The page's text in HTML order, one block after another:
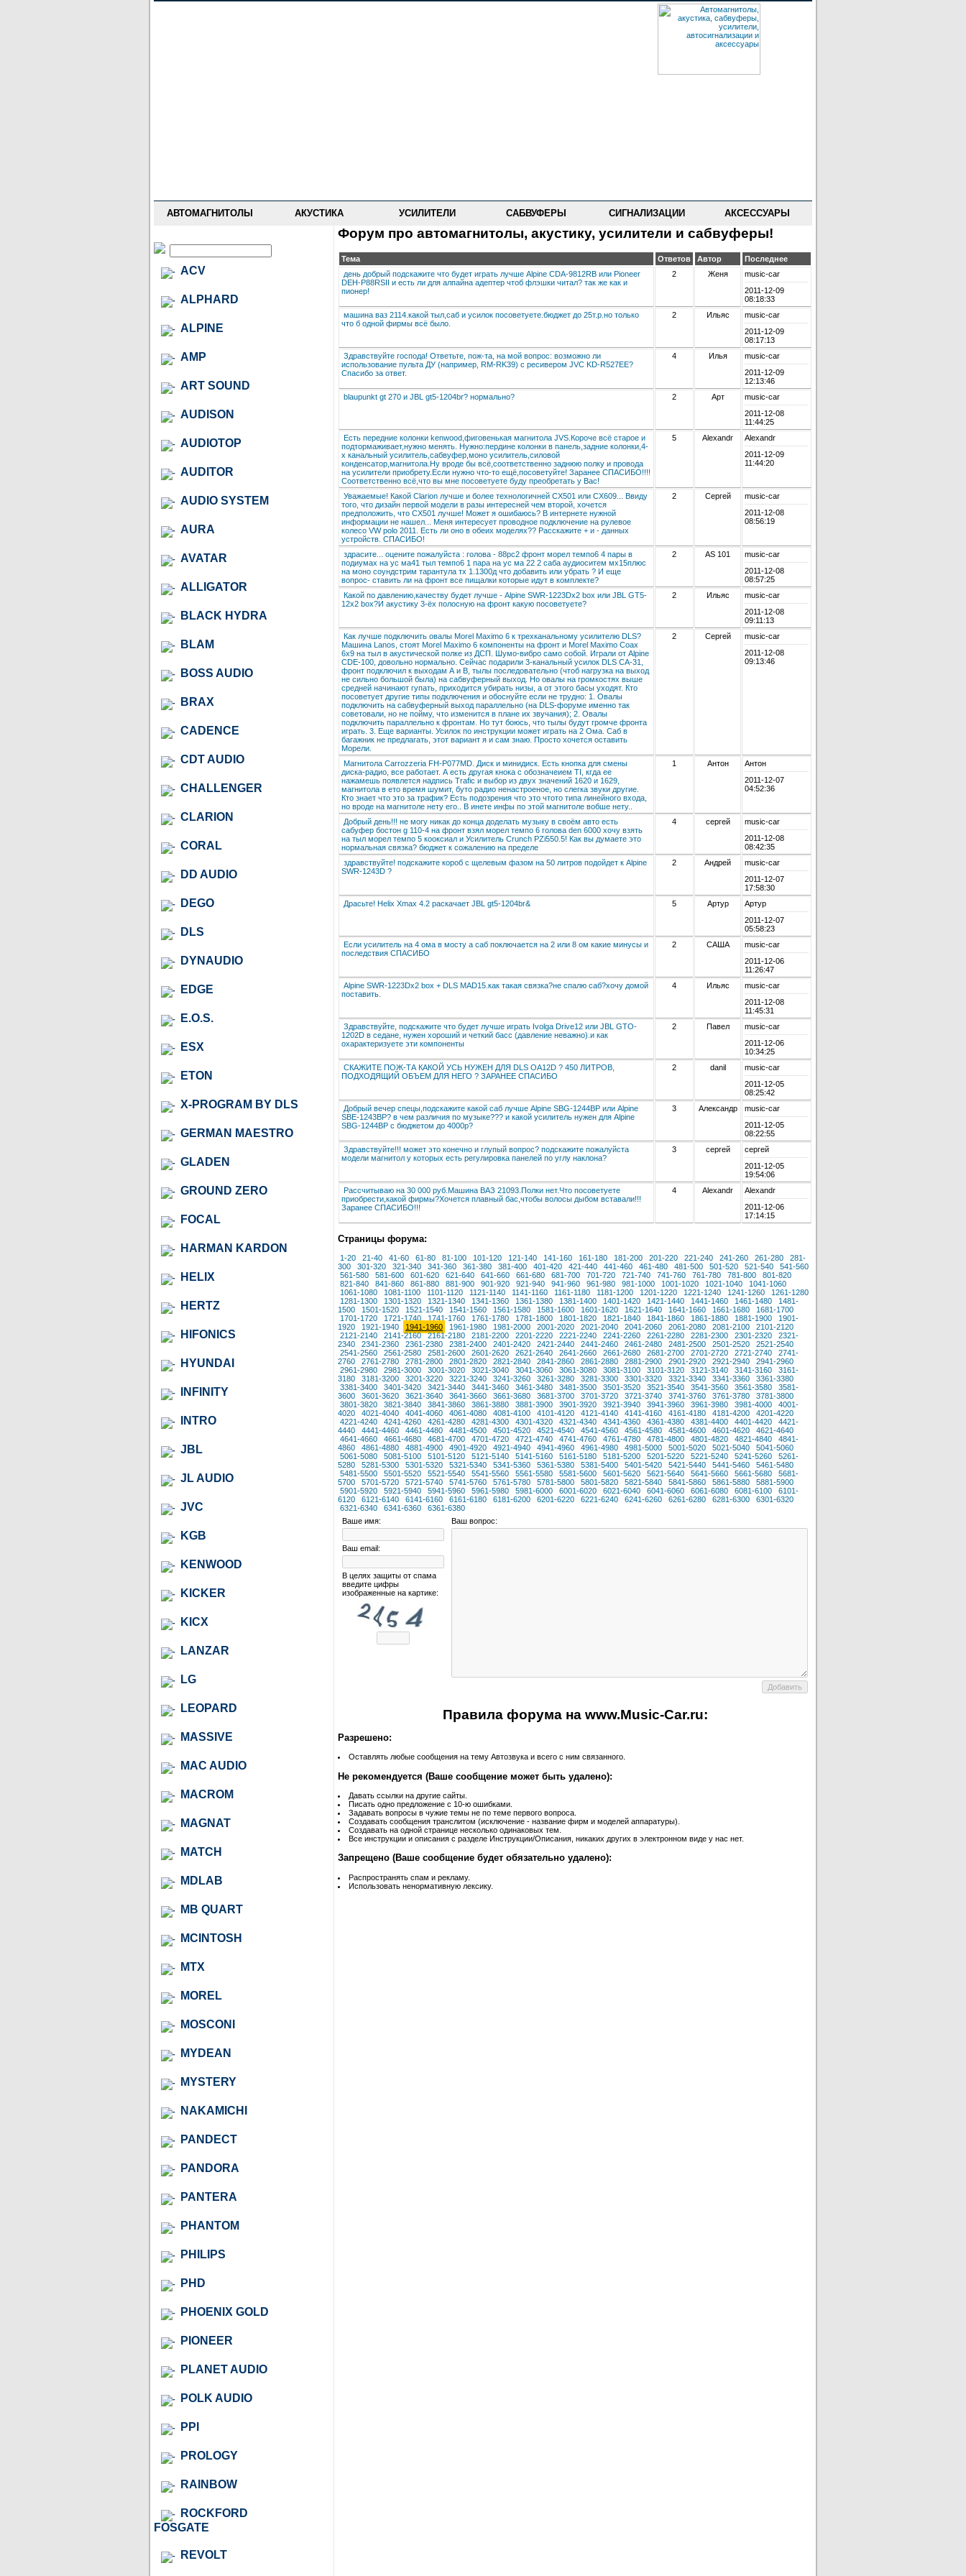
АВТОМАГНИТОЛЫ АКУСТИКА УСИЛИТЕЛИ САБВУФЕРЫ СИГНАЛИЗАЦИИ АКСЕССУАРЫ
ACV
ALPHARD
ALPINE
AMP
ART SOUND
AUDISON
AUDIOTOP
AUDITOR
AUDIO SYSTEM
AURA
AVATAR
ALLIGATOR
BLACK HYDRA
BLAM
BOSS AUDIO
BRAX
CADENCE
CDT AUDIO
CHALLENGER
CLARION
CORAL
DD AUDIO
DEGO
DLS
DYNAUDIO
EDGE
E.O.S.
ESX
ETON
X-PROGRAM BY DLS
GERMAN MAESTRO
GLADEN
GROUND ZERO
FOCAL
HARMAN KARDON
HELIX
HERTZ
HIFONICS
HYUNDAI
INFINITY
INTRO
JBL
JL AUDIO
JVC
KGB
KENWOOD
KICKER
KICX
LANZAR
LG
LEOPARD
MASSIVE
MAC AUDIO
MACROM
MAGNAT
MATCH
MDLAB
MB QUART
MCINTOSH
MTX
MOREL
MOSCONI
MYDEAN
MYSTERY
NAKAMICHI
PANDECT
PANDORA
PANTERA
PHANTOM
PHILIPS
PHD
PHOENIX GOLD
PIONEER
PLANET AUDIO
POLK AUDIO
PPI
PROLOGY
RAINBOW
ROCKFORD
FOSGATE
REVOLT
Форум про автомагнитолы, акустику, усилители и сабвуферы!
Тема Ответов Автор
Последнее
день добрый подскажите что будет играть лучше Alpine CDA-9812RB или Pioneer
DEH-P88RSII и есть ли для алпайна адептер чтоб флэшки читал? так же как и
пионер!
2 Женя
music-car
2011-12-09
08:18:33
машина ваз 2114.какой тыл,саб и усилок посоветуете.бюджет до 25т.р.но только
что б одной фирмы всё было.
2 Ильяс
music-car
2011-12-09
08:17:13
Здравствуйте господа! Ответьте, пож-та, на мой вопрос: возможно ли
использование пульта ДУ (например, RM-RK39) с ресивером JVC KD-R527EE?
Спасибо за ответ.
4 Илья
music-car
2011-12-09
12:13:46
blaupunkt gt 270 и JBL gt5-1204br? нормально?
2 Арт
music-car
2011-12-08
11:44:25
Есть передние колонки kenwood,фиговенькая магнитола JVS.Короче всё старое и
подтормаживает,нужно менять. Нужно:пердине колонки в панель,задние колонки,4-
х канальный усилитель,сабвуфер,моно усилитель,силовой
конденсатор,магнитола.Ну вроде бы всё,соответственно заднюю полку и провода
на усилители приобрету.Если нужно что-то ещё,посоветуйте! Заранее СПАСИБО!!!!
Соответственно всё,что вы мне посоветуете буду преобретать у Вас!
5 Alexandr
Alexandr
2011-12-09
11:44:20
Уважаемые! Какой Clarion лучше и более технологичней CX501 или CX609... Ввиду
того, что дизайн первой модели в разы интересней чем второй, хочется
предположить, что CX501 лучше! Может я ошибаюсь? В интернете нужной
информации не нашел... Меня интересует проводное подключение на рулевое
колесо VW polo 2011. Есть ли оно в обеих моделях?? Расскажите + и - данных
устройств. СПАСИБО!
2 Сергей
music-car
2011-12-08
08:56:19
здрасите... оцените пожалуйста : голова - 88рс2 фронт морел темпо6 4 пары в
подиумах на ус ма41 тыл темпо6 1 пара на ус ма 22 2 саба аудиоситем мх15плюс
на моно соундстрим тарантула тх 1.1300д что добавить или убрать ? И еще
вопрос- ставить ли на фронт все пищалки которые идут в комплекте?
2 AS 101
music-car
2011-12-08
08:57:25
Какой по давлению,качеству будет лучше - Alpine SWR-1223Dx2 box или JBL GT5-
12x2 box?И акустику 3-ёх полосную на фронт какую посоветуете?
2 Ильяс
music-car
2011-12-08
09:11:13
Как лучше подключить овалы Morel Maximo 6 к трехканальному усилителю DLS?
Машина Lanos, стоят Morel Maximo 6 компоненты на фронт и Morel Maximo Coax
6x9 на тыл в акустической полке из ДСП. Шумо-вибро само собой. Играли от Alpine
CDE-100, довольно нормально. Сейчас подарили 3-канальный усилок DLS CA-31,
фронт подключил к выходам А и В, тылы последовательно (чтоб нагрузка на выход
не сильно большой была) на сабвуферный выход. Но овалы на громкостях выше
средней начинают гупать, приходится убирать низы, а от этого басы уходят. Кто
посоветует другие типы подключения и обоснуйте если не трудно: 1. Овалы
подключить на сабвуферный выход параллельно (на DLS-форуме именно так
советовали, но не пойму, что изменится в плане их звучания); 2. Овалы
подключить параллельно к фронтам. Но тут боюсь, что тылы будут громче фронта
играть. 3. Еще варианты. Усилок по инструкции может играть на 2 Ома. Саб в
багажник не предлагать, этот вариант я и сам знаю. Просто хочется оставить
Морели.
2 Сергей
music-car
2011-12-08
09:13:46
Магнитола Carrozzeria FH-P077MD. Диск и минидиск. Есть кнопка для смены
диска-радио, все работает. А есть другая кнока с обозначеием TI, кгда ее
нажамешь появлется надпись Trafic и выбор из двух значений 1620 и 1629,
магнитола в ето время шумит, буто радио ненастроеное, но слегка звуки другие.
Кто знает что это за трафик? Есть подозрения что это чтото типа линейного входа,
но вроде на магнитоле нету его.. В инете инфы по этой магнитоле вобше нету..
1 Антон
Антон
2011-12-07
04:52:36
Добрый день!!! не могу никак до конца доделать музыку в своём авто есть
сабуфер бостон g 110-4 на фронт взял морел темпо 6 голова den 6000 хочу взять
на тыл морел темпо 5 кооксиал и Усилитель Crunch PZi550.5! Как вы думаете это
нормальная связка? бюджет к сожалению на пределе
4 сергей
music-car
2011-12-08
08:42:35
здравствуйте! подскажите короб с щелевым фазом на 50 литров подойдет к Alpine
SWR-1243D ?
2 Андрей
music-car
2011-12-07
17:58:30
Драсьте! Helix Xmax 4.2 раскачает JBL gt5-1204br&
5 Артур
Артур
2011-12-07
05:58:23
Если усилитель на 4 ома в мосту а саб поключается на 2 или 8 ом какие минусы и
последствия СПАСИБО
2 САША
music-car
2011-12-06
11:26:47
Alpine SWR-1223Dx2 box + DLS MAD15.как такая связка?не спалю саб?хочу домой
поставить.
4 Ильяс
music-car
2011-12-08
11:45:31
Здравствуйте, подскажите что будет лучше играть Ivolga Drive12 или JBL GTO-
1202D в седане, нужен хороший и четкий басс (давление неважно).и как
охарактеризуете эти компоненты
2 Павел
music-car
2011-12-06
10:34:25
СКАЖИТЕ ПОЖ-ТА КАКОЙ УСЬ НУЖЕН ДЛЯ DLS OA12D ? 450 ЛИТРОВ,
ПОДХОДЯЩИЙ ОБЪЕМ ДЛЯ НЕГО ? ЗАРАНЕЕ СПАСИБО
2 danil
music-car
2011-12-05
08:25:42
Добрый вечер спецы,подскажите какой саб лучше Alpine SBG-1244BP или Alpine
SBE-1243BP? в чем различия по музыке??? и какой усилитель нужен для Alpine
SBG-1244BP с бюджетом до 4000р?
3 Александр
music-car
2011-12-05
08:22:55
Здравствуйте!!! может это конечно и глупый вопрос? подскажите пожалуйста
модели магнитол у которых есть регулировка панелей по углу наклона?
3 сергей
сергей
2011-12-05
19:54:06
Рассчитываю на 30 000 руб.Машина ВАЗ 21093.Полки нет.Что посоветуете
приобрести,какой фирмы?Хочется плавный бас,чтобы волосы дыбом вставали!!!
Заранее СПАСИБО!!!
4 Alexandr
Alexandr
2011-12-06
17:14:15
Страницы форума:
1-20 21-40 41-60 61-80 81-100 101-120 121-140 141-160 161-180 181-200 201-220 221-240 241-260 261-280
281-
300
301-320 321-340 341-360 361-380 381-400 401-420 421-440 441-460 461-480 481-500 501-520 521-540
541-560
561-580
581-600 601-620 621-640 641-660 661-680 681-700 701-720 721-740 741-760 761-780 781-800
801-820
821-840
841-860 861-880 881-900 901-920 921-940 941-960 961-980 981-1000 1001-1020 1021-1040
1041-1060
1061-1080
1081-1100 1101-1120 1121-1140 1141-1160 1161-1180 1181-1200 1201-1220 1221-1240 1241-1260
1261-1280
1281-1300
1301-1320 1321-1340 1341-1360 1361-1380 1381-1400 1401-1420 1421-1440 1441-1460 1461-1480
1481-
1500
1501-1520 1521-1540 1541-1560 1561-1580 1581-1600 1601-1620 1621-1640 1641-1660 1661-1680
1681-1700
1701-1720
1721-1740 1741-1760 1761-1780 1781-1800 1801-1820 1821-1840 1841-1860 1861-1880 1881-1900
1901-
1920
1921-1940 1941-1960 1961-1980 1981-2000 2001-2020 2021-2040 2041-2060 2061-2080 2081-2100
2101-2120
2121-2140
2141-2160 2161-2180 2181-2200 2201-2220 2221-2240 2241-2260 2261-2280 2281-2300 2301-2320
2321-
2340
2341-2360 2361-2380 2381-2400 2401-2420 2421-2440 2441-2460 2461-2480 2481-2500 2501-2520
2521-2540
2541-2560
2561-2580 2581-2600 2601-2620 2621-2640 2641-2660 2661-2680 2681-2700 2701-2720 2721-2740
2741-
2760
2761-2780 2781-2800 2801-2820 2821-2840 2841-2860 2861-2880 2881-2900 2901-2920 2921-2940
2941-2960
2961-2980
2981-3000 3001-3020 3021-3040 3041-3060 3061-3080 3081-3100 3101-3120 3121-3140 3141-3160
3161-
3180
3181-3200 3201-3220 3221-3240 3241-3260 3261-3280 3281-3300 3301-3320 3321-3340 3341-3360
3361-3380
3381-3400
3401-3420 3421-3440 3441-3460 3461-3480 3481-3500 3501-3520 3521-3540 3541-3560 3561-3580
3581-
3600
3601-3620 3621-3640 3641-3660 3661-3680 3681-3700 3701-3720 3721-3740 3741-3760 3761-3780
3781-3800
3801-3820
3821-3840 3841-3860 3861-3880 3881-3900 3901-3920 3921-3940 3941-3960 3961-3980 3981-4000
4001-
4020
4021-4040 4041-4060 4061-4080 4081-4100 4101-4120 4121-4140 4141-4160 4161-4180 4181-4200
4201-4220
4221-4240
4241-4260 4261-4280 4281-4300 4301-4320 4321-4340 4341-4360 4361-4380 4381-4400 4401-4420
4421-
4440
4441-4460 4461-4480 4481-4500 4501-4520 4521-4540 4541-4560 4561-4580 4581-4600 4601-4620
4621-4640
4641-4660
4661-4680 4681-4700 4701-4720 4721-4740 4741-4760 4761-4780 4781-4800 4801-4820 4821-4840
4841-
4860
4861-4880 4881-4900 4901-4920 4921-4940 4941-4960 4961-4980 4981-5000 5001-5020 5021-5040
5041-5060
5061-5080
5081-5100 5101-5120 5121-5140 5141-5160 5161-5180 5181-5200 5201-5220 5221-5240 5241-5260
5261-
5280
5281-5300 5301-5320 5321-5340 5341-5360 5361-5380 5381-5400 5401-5420 5421-5440 5441-5460
5461-5480
5481-5500
5501-5520 5521-5540 5541-5560 5561-5580 5581-5600 5601-5620 5621-5640 5641-5660 5661-5680
5681-
5700
5701-5720 5721-5740 5741-5760 5761-5780 5781-5800 5801-5820 5821-5840 5841-5860 5861-5880
5881-5900
5901-5920
5921-5940 5941-5960 5961-5980 5981-6000 6001-6020 6021-6040 6041-6060 6061-6080 6081-6100
6101-
6120
6121-6140 6141-6160 6161-6180 6181-6200 6201-6220 6221-6240 6241-6260 6261-6280 6281-6300
6301-6320
6321-6340
6341-6360
6361-6380
Ваше имя:
Ваш email:
В целях защиты от спама
введите цифры
изображенные на картике:
Ваш вопрос:
Правила форума на www.Music-Car.ru:
Разрешено:
Оставлять любые сообщения на тему Автозвука и всего с ним связанного.
Не рекомендуется (Ваше сообщение может быть удалено):
Давать ссылки на другие сайты.
Писать одно предложение с 10-ю ошибками.
Задавать вопросы в чужие темы не по теме первого вопроса.
Создавать сообщения транслитом (исключение - название фирм и моделей аппаратуры).
Создавать на одной странице несколько одинаковых тем.
Все инструкции и описания с разделе Инструкции/Описания, никаких других в электронном виде у нас нет.
Запрещено (Ваше сообщение будет обязательно удалено):
Распространять спам и рекламу.
Использовать ненормативную лексику.